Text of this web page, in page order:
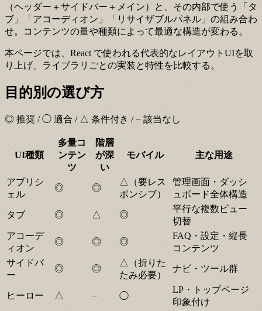
（ヘッダー＋サイドバー＋メイン）と、その内部で使う「タ
ブ」「アコーディオン」「リサイザブルパネル」の組み合わ
せ。コンテンツの量や種類によって最適な構造が変わる。
本ページでは、React で使われる代表的なレイアウトUIを取
り上げ、ライブラリごとの実装と特性を比較する。
目的別の選び方
◎ 推奨 / ◯ 適合 / △ 条件付き / − 該当なし
UI種類
多量コ
ンテン
ツ
階層
が深
い
モバイル 主な用途
アプリシ
ェル
◎ ◎
△（要レス
ポンシブ）
管理画面・ダッシ
ュボード全体構造
タブ ◎ △ ◎
平行な複数ビュー
切替
アコーデ
ィオン
◎ ◎ ◎
FAQ・設定・縦長
コンテンツ
サイドバ
ー
◎ ◎
△（折りた
たみ必要）
ナビ・ツール群
ヒーロー △ − ◯
LP・トップページ
印象付け